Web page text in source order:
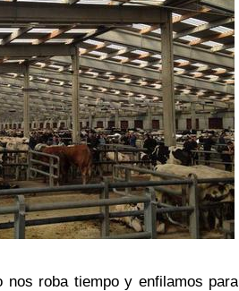
nos roba tiempo y enfilamos para